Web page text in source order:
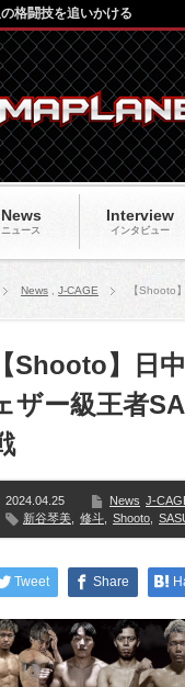
News
ニュース
Interview
インタビュー
格闘技を追いかける
News J-CAGE 【Shooto
【Shooto】日
ザー級王者
2024.04.25 News J-
新谷琴美
修斗 Shooto
Tweet Share